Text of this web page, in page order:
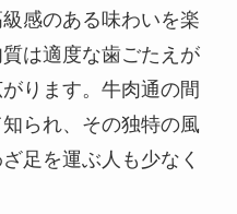
感のある味わいを楽
は適度な歯ごたえが
ります。牛肉通の間
られ、その独特の風
足を運ぶ人も少なく